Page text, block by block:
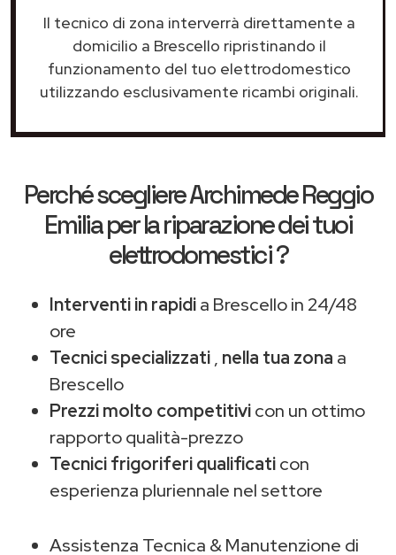
Il tecnico di zona interverrà direttamente a
domicilio a Brescello ripristinando il
funzionamento del tuo elettrodomestico
utilizzando esclusivamente ricambi originali.
Perché scegliereArchimede Reggio
Emiliaper la riparazione dei tuoi
elettrodomestici ?
Interventi in rapidia Brescello in 24/48
ore
Tecnici specializzati, nella tua zona a
Brescello
Prezzi molto competitivicon un ottimo
rapporto qualità-prezzo
Tecnici frigoriferi qualificaticon
esperienza pluriennale nel settore
Assistenza Tecnica & Manutenzione di